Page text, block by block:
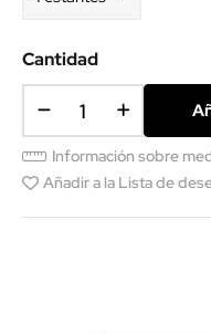
Cantidad
Información sobre
Añadir a la Lista de